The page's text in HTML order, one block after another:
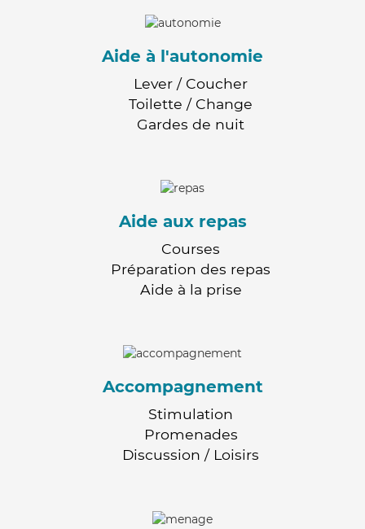
Aide à l'autonomie
Lever / Coucher
Toilette / Change
Gardes de nuit
Aide aux repas
Courses
Préparation des repas
Aide à la prise
Accompagnement
Stimulation
Promenades
Discussion / Loisirs